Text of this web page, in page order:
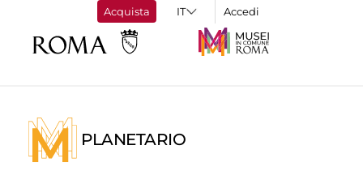
Acquista Accedi
PLANETARIO